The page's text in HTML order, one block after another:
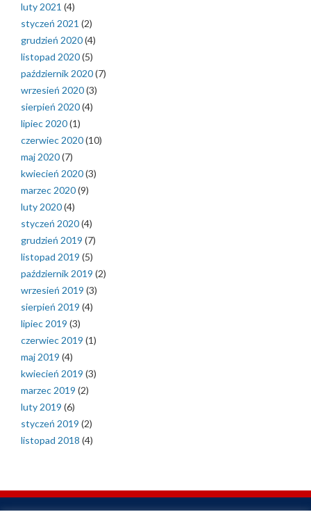
luty 2021 (4)
styczeń 2021 (2)
grudzień 2020(4)
listopad 2020(5)
październik 2020(7)
wrzesień 2020(3)
sierpień 2020(4)
lipiec 2020(1)
czerwiec 2020(10)
maj 2020(7)
kwiecień 2020(3)
marzec 2020(9)
luty 2020(4)
styczeń 2020(4)
grudzień 2019 (7)
listopad 2019 (5)
październik 2019 (2)
wrzesień 2019 (3)
sierpień 2019 (4)
lipiec 2019 (3)
czerwiec 2019 (1)
maj 2019 (4)
kwiecień 2019 (3)
marzec 2019 (2)
luty 2019 (6)
styczeń 2019 (2)
listopad 2018 (4)